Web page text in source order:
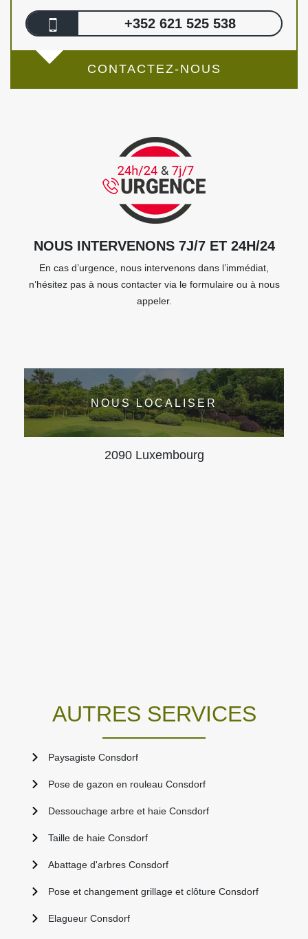
+352 621 525 538
CONTACTEZ-NOUS
NOUS INTERVENONS 7J/7 ET 24H/24
En cas d’urgence, nous intervenons dans l’immédiat,
n’hésitez pas à nous contacter via le formulaire ou à nous
appeler.
NOUS LOCALISER
2090 Luxembourg
AUTRES SERVICES
Paysagiste Consdorf
Pose de gazon en rouleau Consdorf
Dessouchage arbre et haie Consdorf
Taille de haie Consdorf
Abattage d'arbres Consdorf
Pose et changement grillage et clôture Consdorf
Elagueur Consdorf